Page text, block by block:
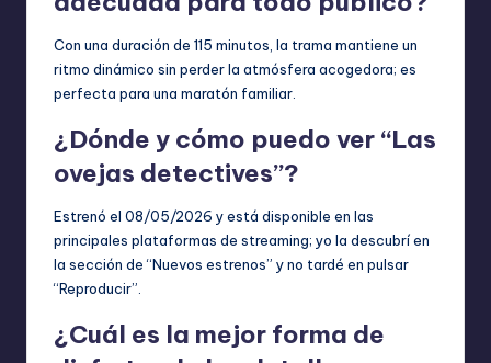
Con una duración de 115 minutos, la trama mantiene un
ritmo dinámico sin perder la atmósfera acogedora; es
perfecta para una maratón familiar.
¿Dónde y cómo puedo ver “Las
ovejas detectives”?
Estrenó el 08/05/2026 y está disponible en las
principales plataformas de streaming; yo la descubrí en
la sección de “Nuevos estrenos” y no tardé en pulsar
“Reproducir”.
¿Cuál es la mejor forma de